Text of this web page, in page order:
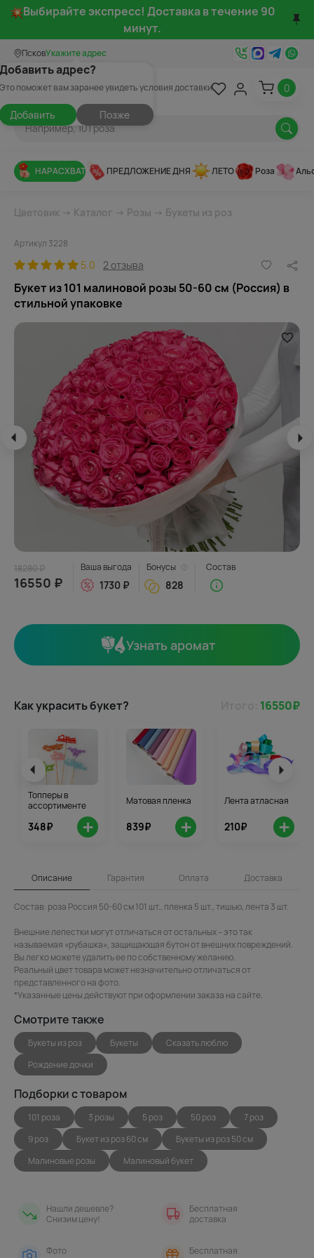
Выбирайте экспресс! Доставка в течение 90
минут.
ПсковУкажите адрес
адрес?
поможет вам заранее увидеть условия доставки
Добавить Позже
0
НАРАСХВАТ ПРЕДЛОЖЕНИЕ ДНЯ ЛЕТО Роза
Цветовик → Каталог → Розы → Букеты из роз
Артикул 3228
5.0 2 отзыва
Букет из 101 малиновой розы 50-60 см (Россия) в
стильной упаковке
18280 ₽
16550 ₽
Ваша выгода
1730 ₽
Бонусы
828
Состав
Узнать аромат
Как украсить букет? 16550₽
Топперы в
ассортименте
348₽ +
Матовая пленка
839₽ +
Лента атласная
210₽ +
Описание Гарантия Оплата Доставка
Состав: роза Россия 50-60 см 101 шт., пленка 5 шт., тишью, лента 3 шт.
Внешние лепестки могут отличаться от остальных – это так
называемая «рубашка», защищающая бутон от внешних повреждений.
Вы легко можете удалить ее по собственному желанию.
Реальный цвет товара может незначительно отличаться от
представленного на фото.
*Указанные цены действуют при оформлении заказа на сайте.
Смотрите также
Букеты из роз Букеты
Сказать люблю
Рождение дочки
Подборки с товаром
101 роза 3 розы 5 роз 50 роз
7 роз
9 роз
Букет из роз 60 см
Букеты из роз 50 см
Малиновые розы
Малиновый букет
Нашли дешевле?
Снизим цену!
Бесплатная
доставка
Фото
Бесплатная